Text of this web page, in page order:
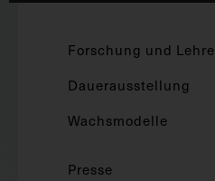
Forschung und Lehre
Dauerausstellung
Wachsmodelle
Presse